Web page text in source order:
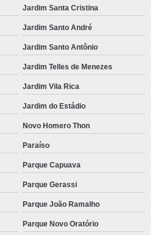
Jardim Santa Cristina
Jardim Santo André
Jardim Santo Antônio
Jardim Telles de Menezes
Jardim Vila Rica
Jardim do Estádio
Novo Homero Thon
Paraíso
Parque Capuava
Parque Gerassi
Parque João Ramalho
Parque Novo Oratório